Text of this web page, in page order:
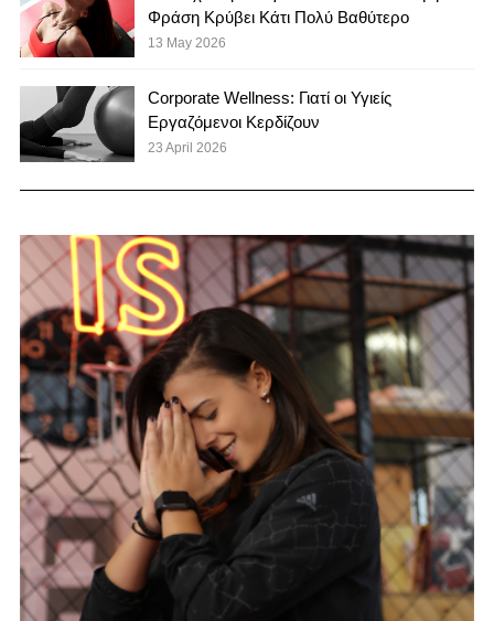
Φράση Κρύβει Κάτι Πολύ Βαθύτερο
13 May 2026
Corporate Wellness: Γιατί οι Υγιείς
Εργαζόμενοι Κερδίζουν
23 April 2026